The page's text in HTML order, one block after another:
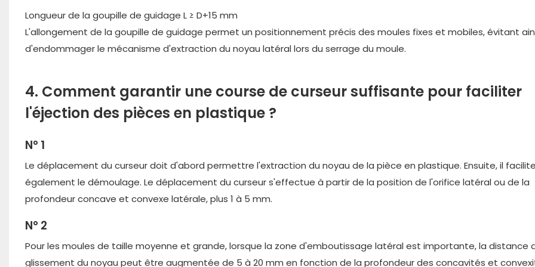
Longueur de la goupille de guidage L ≥ D+15 mm
L'allongement de la goupille de guidage permet un positionnement précis des moules fixes et mobiles, évitant
d'endommager le mécanisme d'extraction du noyau latéral lors du serrage du moule.
4. Comment garantir une course de curseur suffisante pour faciliter
l'éjection des pièces en plastique ?
N° 1
Le déplacement du curseur doit d'abord permettre l'extraction du noyau de la pièce en plastique. Ensuite, il facilite
également le démoulage. Le déplacement du curseur s'effectue à partir de la position de l'orifice latéral ou de la
profondeur concave et convexe latérale, plus 1 à 5 mm.
N° 2
Pour les moules de taille moyenne et grande, lorsque la zone d'emboutissage latéral est importante, la distance
glissement du noyau peut être augmentée de 5 à 20 mm en fonction de la profondeur des concavités et